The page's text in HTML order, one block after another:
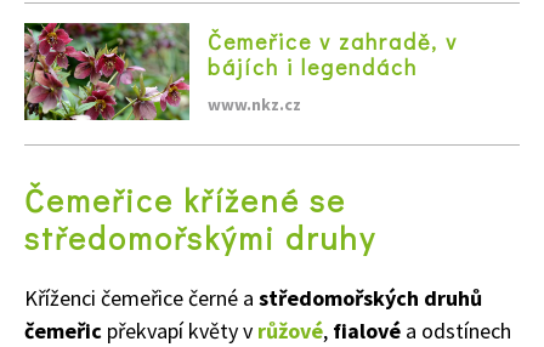
Čemeřice v zahradě, v
bájích i legendách
www.nkz.cz
Čemeřice křížené se
středomořskými druhy
Kříženci čemeřice černé a středomořských druhů
čemeřic překvapí květy v růžové, fialové a odstínech